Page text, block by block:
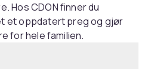
Hos CDON finner du
et oppdatert preg og gjør
for hele familien.